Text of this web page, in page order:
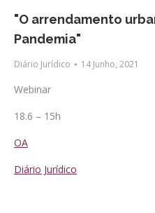
"O arrendamento
Pandemia"
Diário Jurídico 14 Junho, 2021
Webinar
18.6 – 15h
OA
Diário Jurídico